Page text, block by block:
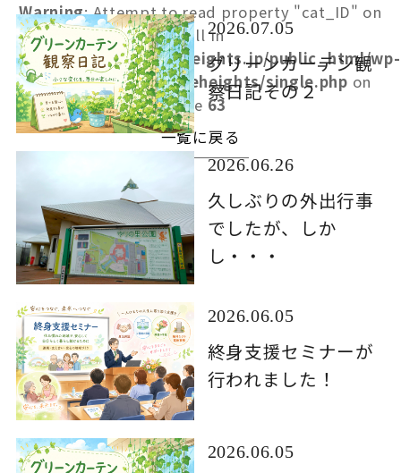
Warning: Attempt to read property "cat_ID" on
null in
/home/keihatsu/careheights.jp/public_html/wp-
content/themes/careheights/single.php on
line 63
一覧に戻る
2026.07.05
グリーンカーテン観
察日記その２
2026.06.26
久しぶりの外出行事
でしたが、しか
し・・・
2026.06.05
終身支援セミナーが
行われました！
2026.06.05